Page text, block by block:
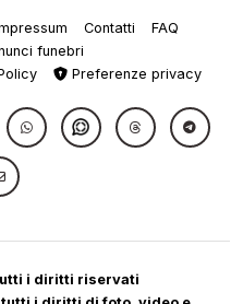
Contatti
FAQ
funebri
Preferenze privacy
i diritti riservati